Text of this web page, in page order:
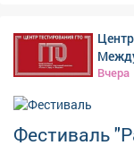
Вчера
Фестиваль